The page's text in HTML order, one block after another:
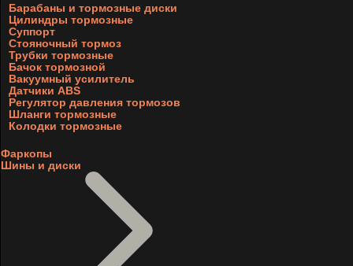
Барабаны и тормозные диски
Цилиндры тормозные
Суппорт
Стояночный тормоз
Трубки тормозные
Бачок тормозной
Вакуумный усилитель
Датчики ABS
Регулятор давления тормозов
Шланги тормозные
Колодки тормозные
Фаркопы
Шины и диски